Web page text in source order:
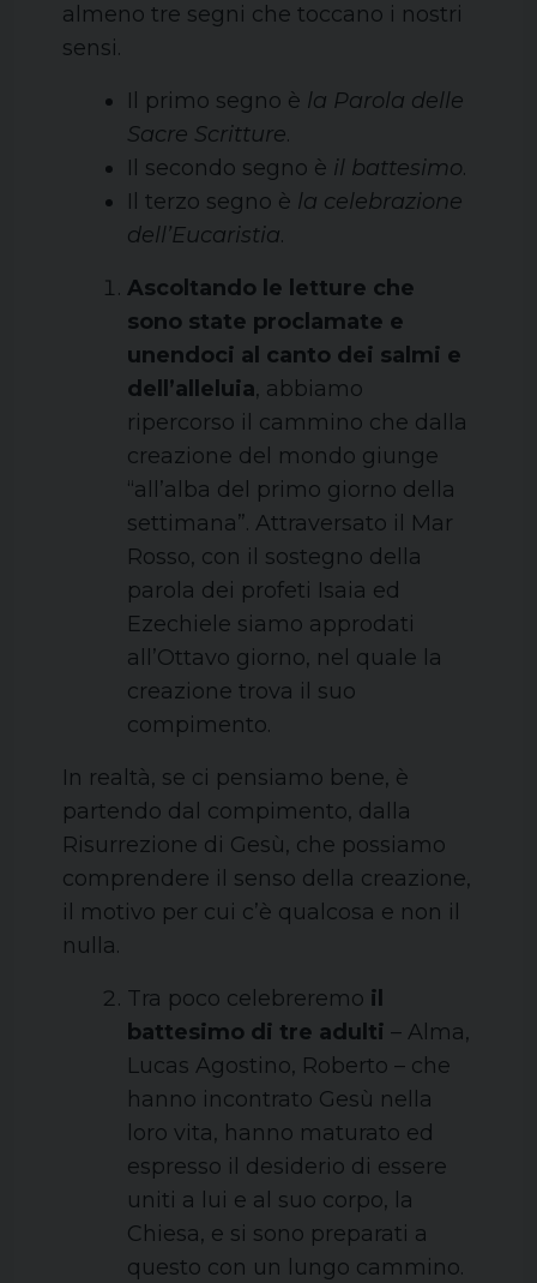
almeno tre segni che toccano i nostri
sensi.
Il primo segno è la Parola delle
Sacre Scritture.
Il secondo segno è il battesimo.
Il terzo segno è la celebrazione
dell’Eucaristia.
Ascoltando le letture che
sono state proclamate e
unendoci al canto dei salmi e
dell’alleluia, abbiamo
ripercorso il cammino che dalla
creazione del mondo giunge
“all’alba del primo giorno della
settimana”. Attraversato il Mar
Rosso, con il sostegno della
parola dei profeti Isaia ed
Ezechiele siamo approdati
all’Ottavo giorno, nel quale la
creazione trova il suo
compimento.
In realtà, se ci pensiamo bene, è
partendo dal compimento, dalla
Risurrezione di Gesù, che possiamo
comprendere il senso della creazione,
il motivo per cui c’è qualcosa e non il
nulla.
Tra poco celebreremo il
battesimo di tre adulti – Alma,
Lucas Agostino, Roberto – che
hanno incontrato Gesù nella
loro vita, hanno maturato ed
espresso il desiderio di essere
uniti a lui e al suo corpo, la
Chiesa, e si sono preparati a
questo con un lungo cammino.